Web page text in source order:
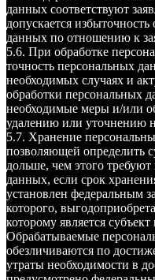
данных соответствуют
допускается
данных по отношению к
5.6. При обработке
точность персональных
необходимых случаях и
обработки персональных
необходимые меры и/или
удалению или уточнению
5.7. Хранение
позволяющей определить
дольше, чем этого
данных, если срок
установлен федеральным
которого,
которому является
Обрабатываемые
обезличиваются по
утраты необходимости в